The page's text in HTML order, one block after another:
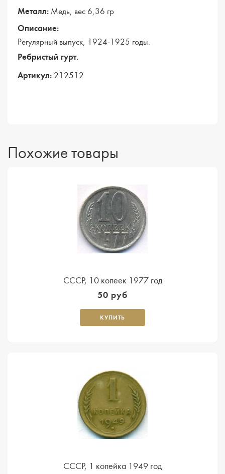
Металл: Медь, вес 6,36 гр
Описание:
Регулярный выпуск, 1924-1925 годы.
Ребристый гурт.
Артикул: 212512
Похожие товары
СССР, 10 копеек 1977 год
50 руб
КУПИТЬ
СССР, 1 копейка 1949 год